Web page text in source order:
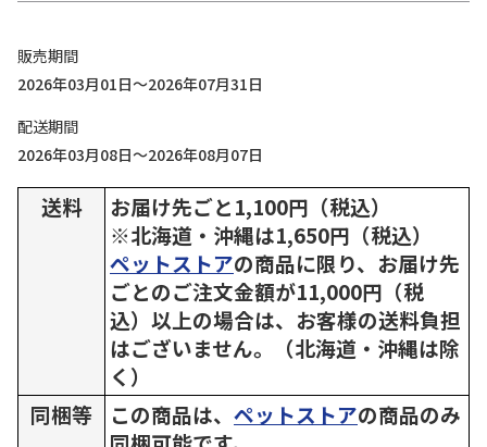
販売期間
2026年03月01日～2026年07月31日
配送期間
2026年03月08日～2026年08月07日
送料
お届け先ごと1,100円（税込）
※北海道・沖縄は1,650円（税込）
ペットストアの商品に限り、お届け先
ごとのご注文金額が11,000円（税
込）以上の場合は、お客様の送料負担
はございません。（北海道・沖縄は除
く）
同梱等
この商品は、 ペットストアの商品のみ